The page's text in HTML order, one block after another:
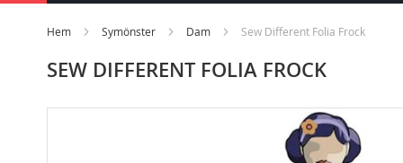
Hem Symönster Dam Sew Different Folia Frock
SEW DIFFERENT FOLIA FROCK